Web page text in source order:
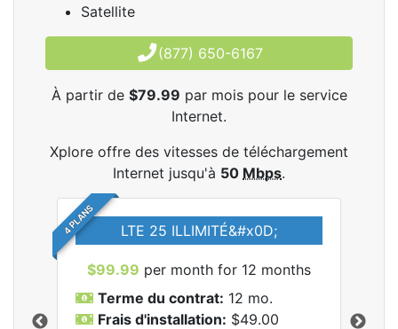
Satellite
(877) 650-6167
À partir de $79.99 par mois pour le service
Internet.
Xplore offre des vitesses de téléchargement
Internet jusqu'à 50 Mbps.
4 PLANS LTE 25 ILLIMITÉ&#x0D;
$99.99 per month for 12 months
Terme du contrat: 12 mo.
Frais d'installation: $49.00